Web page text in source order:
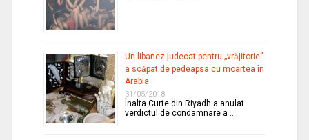
Un libanez judecat pentru „vrăjitorie”
a scăpat de pedeapsa cu moartea în
Arabia
31/05/2018
Înalta Curte din Riyadh a anulat
verdictul de condamnare a …